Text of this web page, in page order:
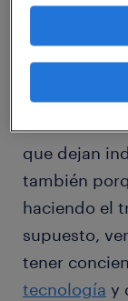
haber visto
indicios que
podía
serie de
que dejan
también
haciendo el
supuesto,
tener
tecnología y